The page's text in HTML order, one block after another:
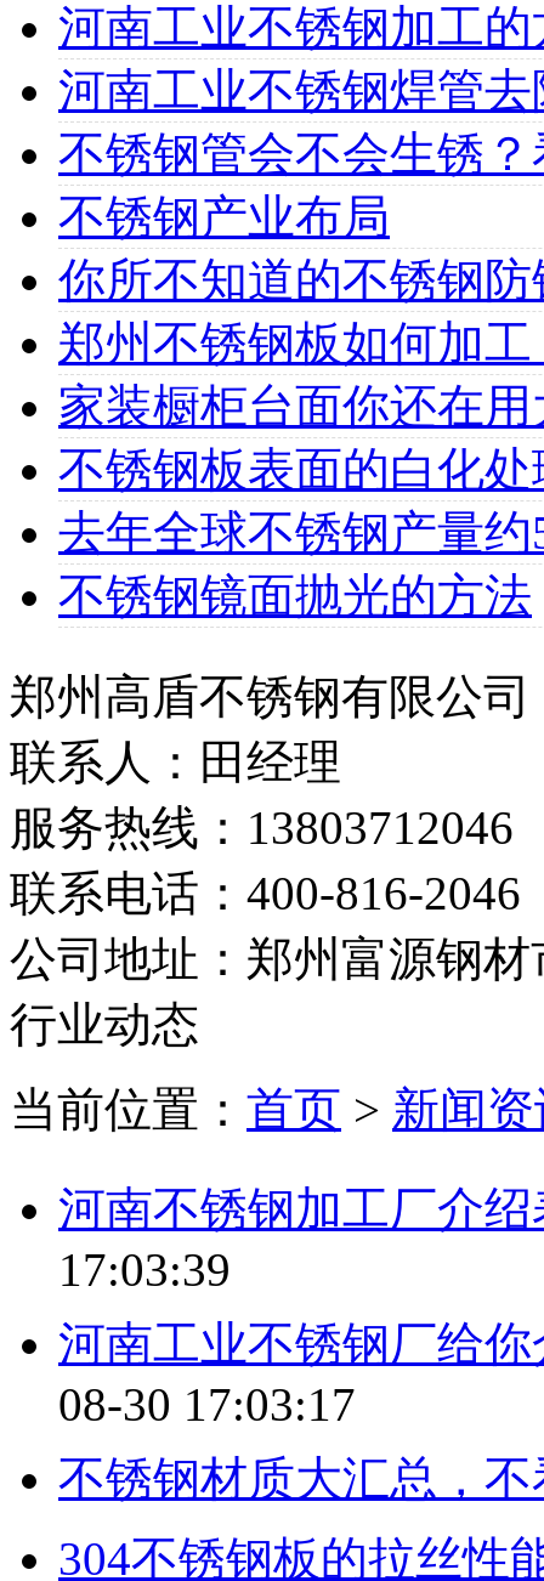
河南工业不锈钢加工
河南工业不锈钢焊管
不锈钢管会不会生锈
不锈钢产业布局
你所不知道的不锈钢
郑州不锈钢板如何加工
家装橱柜台面你还在
不锈钢板表面的白化
去年全球不锈钢产量约
不锈钢镜面抛光的方法
郑州高盾不锈钢有限公司
联系人：田经理
服务热线：13803712046
联系电话：400-816-2046
公司地址：郑州富源钢
行业动态
当前位置： 首页 > 新闻
河南不锈钢加工厂介
17:03:39
河南工业不锈钢厂给
08-30 17:03:17
不锈钢材质大汇总，
304不锈钢板的拉丝性